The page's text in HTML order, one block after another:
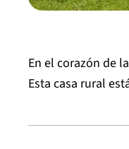
En el corazón de
Esta casa rural